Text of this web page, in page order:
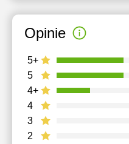
Opinie
2
3
4
4+
5
5+